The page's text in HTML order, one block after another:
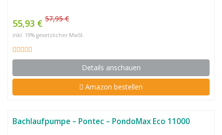
55,93 € 57,95 €
inkl. 19% gesetzlicher MwSt.
Details anschauen
Amazon bestellen
Bachlaufpumpe – Pontec – PondoMax Eco 11000